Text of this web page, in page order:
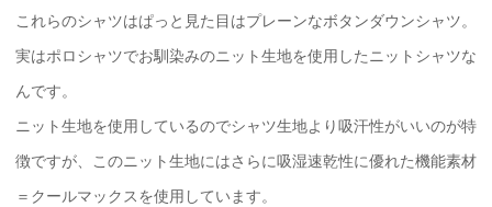
これらのシャツはぱっと見た目はプレーンなボタンダウンシャツ。
実はポロシャツでお馴染みのニット生地を使用したニットシャツな
んです。
ニット生地を使用しているのでシャツ生地より吸汗性がいいのが特
徴ですが、このニット生地にはさらに吸湿速乾性に優れた機能素材
＝クールマックスを使用しています。